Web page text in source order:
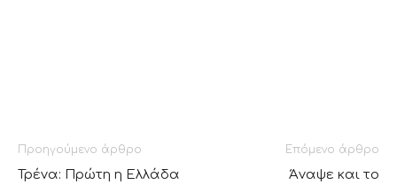
Προηγούμενο άρθρο
Τρένα: Πρώτη η Ελλάδα
Επόμενο άρθρο
Άναψε και το